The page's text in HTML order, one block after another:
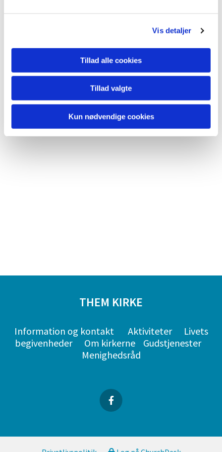
Vis detaljer
Tillad alle cookies
Tillad valgte
Kun nødvendige cookies
THEM KIRKE
Information og kontakt Aktiviteter
Livets
begivenheder
Om kirkerne
Gudstjenester
Menighedsråd